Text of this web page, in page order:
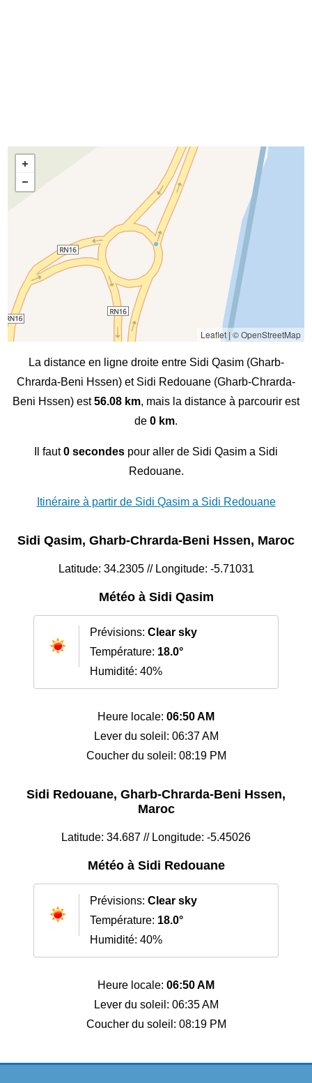
Leaflet| © OpenStreetMap
La distance en ligne droite entre Sidi Qasim (Gharb-
Chrarda-Beni Hssen) et Sidi Redouane (Gharb-Chrarda-
Beni Hssen) est56.08 km, mais la distance à parcourir est
de 0 km.
Il faut0 secondes pour aller de Sidi Qasim a Sidi
Redouane.
Itinéraire à partir de Sidi Qasim a Sidi Redouane
Sidi Qasim, Gharb-Chrarda-Beni Hssen, Maroc
Latitude: 34.2305 // Longitude: -5.71031
Météo à Sidi Qasim
Prévisions: Clear sky
Température: 18.0°
Humidité: 40%
Heure locale: 06:50 AM
Lever du soleil: 06:37 AM
Coucher du soleil: 08:19 PM
Sidi Redouane, Gharb-Chrarda-Beni Hssen,
Maroc
Latitude: 34.687 // Longitude: -5.45026
Météo à Sidi Redouane
Prévisions: Clear sky
Température: 18.0°
Humidité: 40%
Heure locale: 06:50 AM
Lever du soleil: 06:35 AM
Coucher du soleil: 08:19 PM